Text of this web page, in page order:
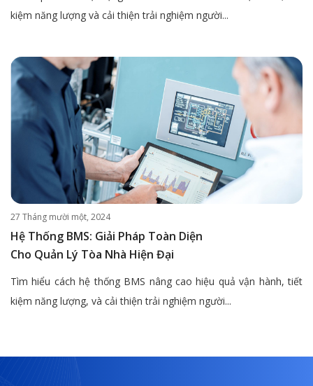
kiệm năng lượng và cải thiện trải nghiệm người...
27 Tháng mười một, 2024
Hệ Thống BMS: Giải Pháp Toàn Diện
Cho Quản Lý Tòa Nhà Hiện Đại
Tìm hiểu cách hệ thống BMS nâng cao hiệu quả vận hành, tiết
kiệm năng lượng, và cải thiện trải nghiệm người...